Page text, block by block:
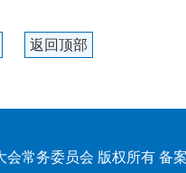
返回顶部
常务委员会 版权所有 备案